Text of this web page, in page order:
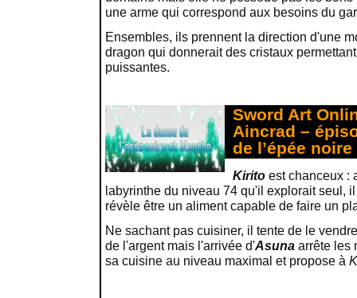
une arme qui correspond aux besoins du
Ensembles, ils prennent la direction d'une
dragon qui donnerait des cristaux
puissantes.
Sword Art
Aincrad –
de l’épée
Kirito est chanceux :
labyrinthe du niveau 74 qu'il explorait seul,
révèle être un aliment capable de faire un
Ne sachant pas cuisiner, il tente de le
de l'argent mais l'arrivée d'Asuna arrête les
sa cuisine au niveau maximal et propose à